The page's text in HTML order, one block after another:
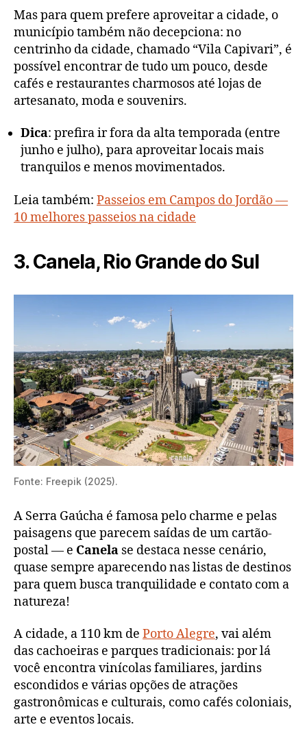
Mas para quem prefere aproveitar a cidade, o
município também não decepciona: no
centrinho da cidade, chamado “Vila Capivari”, é
possível encontrar de tudo um pouco, desde
cafés e restaurantes charmosos até lojas de
artesanato, moda e souvenirs.
Dica: prefira ir fora da alta temporada (entre
junho e julho), para aproveitar locais mais
tranquilos e menos movimentados.
Leia também: Passeios em Campos do Jordão —
10 melhores passeios na cidade
3. Canela, Rio Grande do Sul
Fonte: Freepik (2025).
A Serra Gaúcha é famosa pelo charme e pelas
paisagens que parecem saídas de um cartão-
postal — e Canela se destaca nesse cenário,
quase sempre aparecendo nas listas de destinos
para quem busca tranquilidade e contato com a
natureza!
A cidade, a 110 km de Porto Alegre, vai além
das cachoeiras e parques tradicionais: por lá
você encontra vinícolas familiares, jardins
escondidos e várias opções de atrações
gastronômicas e culturais, como cafés coloniais,
arte e eventos locais.